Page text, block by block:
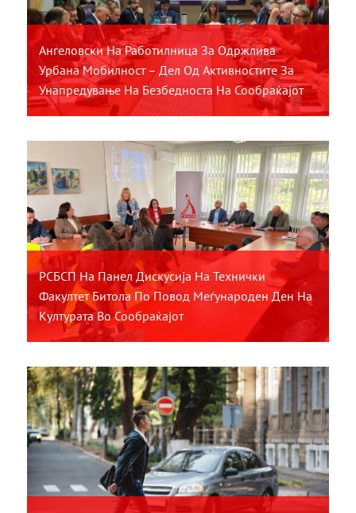
Ангеловски На Работилница За Одржлива
Урбана Мобилност – Дел Од Активностите За
Унапредување На Безбедноста На Сообраќајот
РСБСП На Панел Дискусија На Технички
Факултет Битола По Повод Меѓународен Ден На
Културата Во Сообраќајот